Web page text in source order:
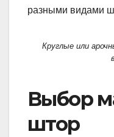
Круглые или
Выбор
штор